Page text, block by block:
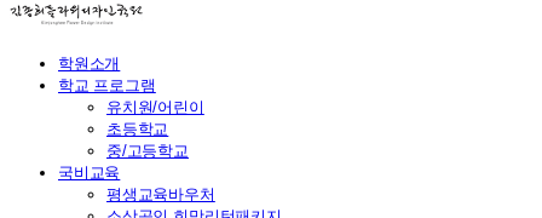
학원소개
학교 프로그램
유치원/어린이
초등학교
중/고등학교
국비교육
평생교육바우처